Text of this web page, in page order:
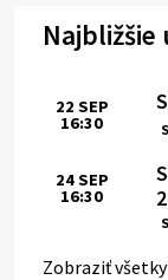
Najbližšie
Čas:
22 SEP
16:30
Čas:
24SEP
16:30
Zobraziť všetky